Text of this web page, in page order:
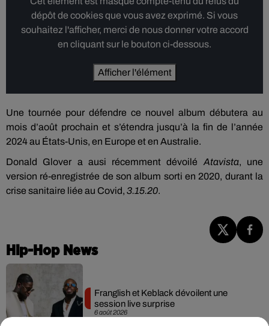
dépôt de cookies que vous avez exprimé. Si vous
souhaitez l'afficher, merci de nous donner votre accord
en cliquant sur le bouton ci-dessous.
Afficher l'élément
Une tournée pour défendre ce nouvel album débutera au
mois d’août prochain et s’étendra jusqu’à la fin de l’année
2024 au États-Unis, en Europe et en Australie.
Donald Glover a ausi récemment dévoilé Atavista, une
version ré-enregistrée de son album sorti en 2020, durant la
crise sanitaire liée au Covid, 3.15.20.
Hip-Hop News
6 août 2026
Franglish et Keblack dévoilent une
session live surprise